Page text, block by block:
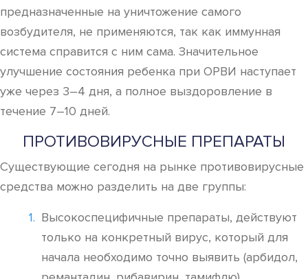
предназначенные на уничтожение самого
возбудителя, не применяются, так как иммунная
система справится с ним сама. Значительное
улучшение состояния ребенка при ОРВИ наступает
уже через 3–4 дня, а полное выздоровление в
течение 7–10 дней.
ПРОТИВОВИРУСНЫЕ ПРЕПАРАТЫ
Существующие сегодня на рынке противовирусные
средства можно разделить на две группы:
Высокоспецифичные препараты, действуют
только на конкретный вирус, который для
начала необходимо точно выявить (арбидол,